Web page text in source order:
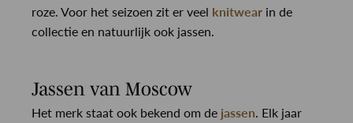
roze. Voor het seizoen zit er veel knitwear in de
collectie en natuurlijk ook jassen.
Jassen van Moscow
Het merk staat ook bekend om de jassen . Elk jaar